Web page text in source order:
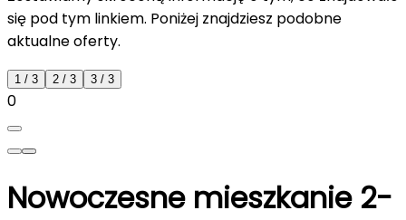
się pod tym linkiem. Poniżej znajdziesz podobne
aktualne oferty.
1 / 3 2 / 3 3 / 3
0
Nowoczesne mieszkanie 2-